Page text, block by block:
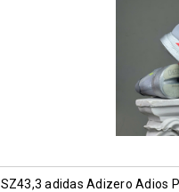
SZ43,3 adidas Adizero Adios